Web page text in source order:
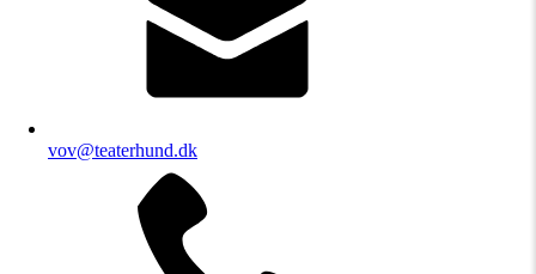
vov@teaterhund.dk